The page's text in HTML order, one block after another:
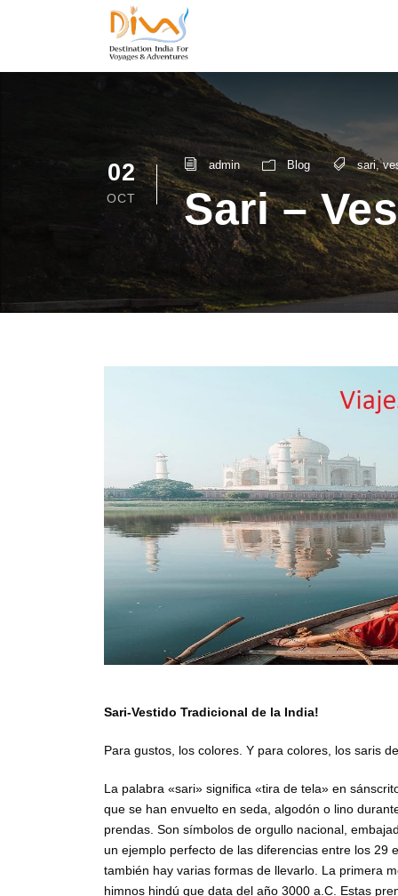
02
OCT
admin Blog sari,
Sari –
Sari-Vestido Tradicional de la India!
Para gustos, los colores. Y para colores, los saris
La palabra «sari» significa «tira de tela» en
que se han envuelto en seda, algodón o lino
prendas. Son símbolos de orgullo nacional,
un ejemplo perfecto de las diferencias entre los 29
también hay varias formas de llevarlo. La primera
himnos hindú que data del año 3000 a.C. Estas